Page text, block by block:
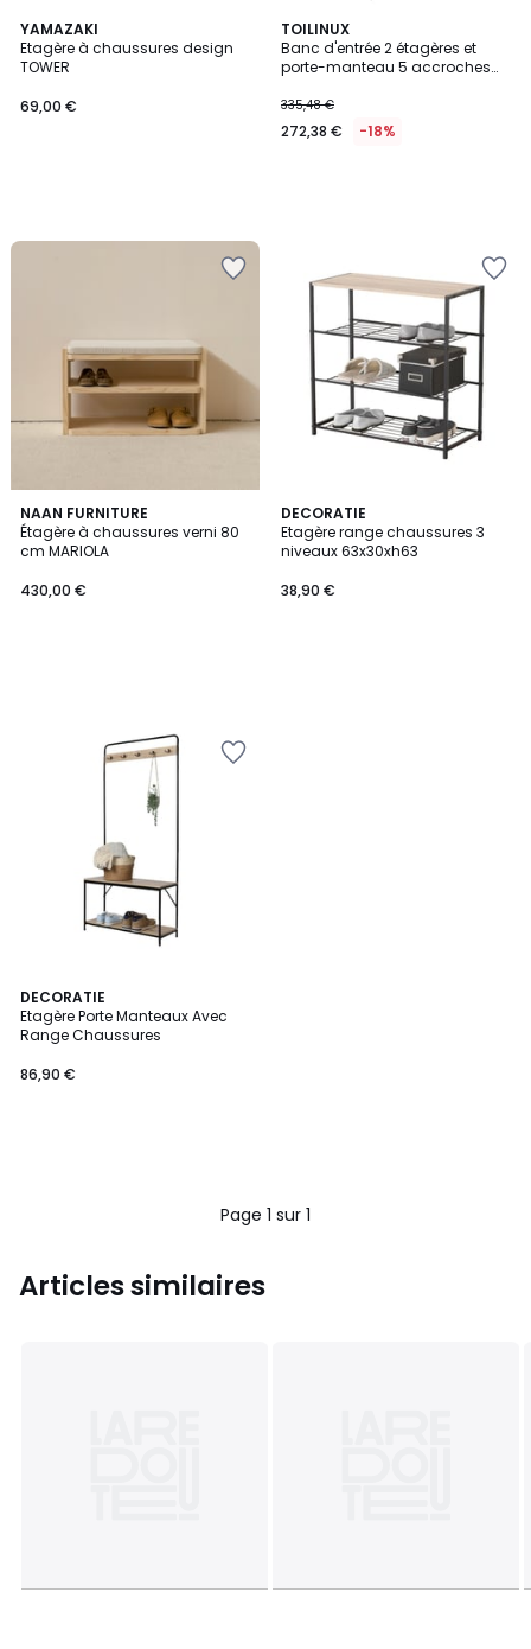
YAMAZAKI
Etagère à chaussures design
TOWER
69,00 €
TOILINUX
Banc d'entrée 2 étagères et
porte-manteau 5 accroches
335,48 €
272,38 € -18%
NAAN FURNITURE
Étagère à chaussures verni 80
cm MARIOLA
430,00 €
DECORATIE
Etagère range chaussures 3
niveaux 63x30xh63
38,90 €
DECORATIE
Etagère Porte Manteaux Avec
Range Chaussures
86,90 €
Page 1 sur 1
Articles similaires